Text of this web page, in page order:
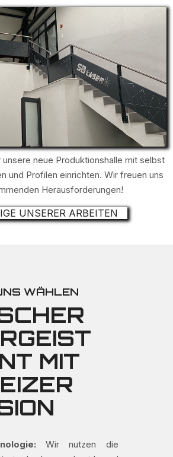
neue Produktionshalle mit selbst
und Profilen einrichten. Wir freuen uns
Herausforderungen!
UNSERER ARBEITEN
WÄHLEN
MIT
Wir nutzen die